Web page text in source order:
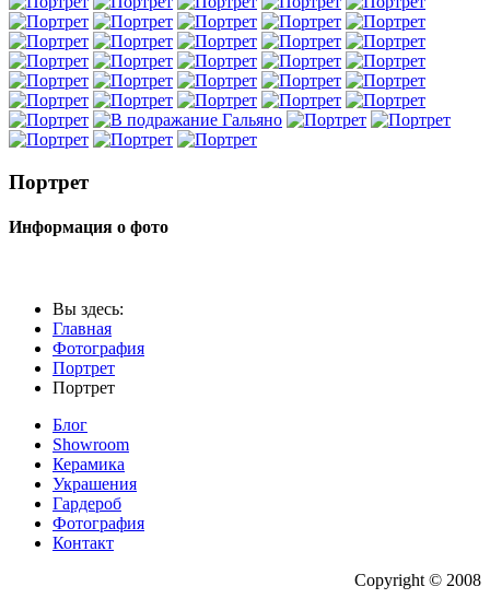
Портрет
Информация о фото
Вы здесь:
Главная
Фотография
Портрет
Портрет
Блог
Showroom
Керамика
Украшения
Гардероб
Фотография
Контакт
Copyright © 2008